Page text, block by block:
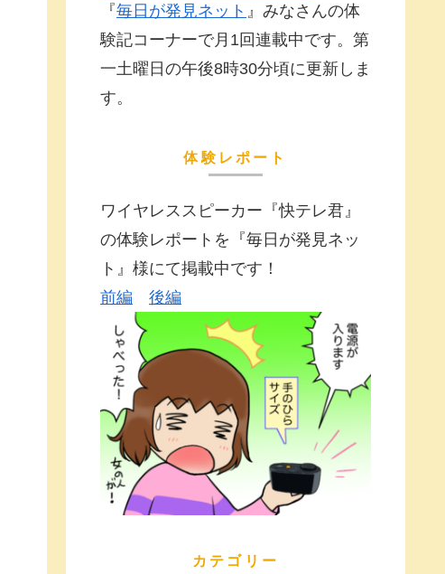
『毎日が発見ネット 』みなさんの体
験記コーナーで月1回連載中です。第
一土曜日の午後8時30分頃に更新しま
す。
体験レポート
ワイヤレススピーカー『快テレ君』
の体験レポートを『毎日が発見ネッ
ト』様にて掲載中です！
前編
後編
カテゴリー